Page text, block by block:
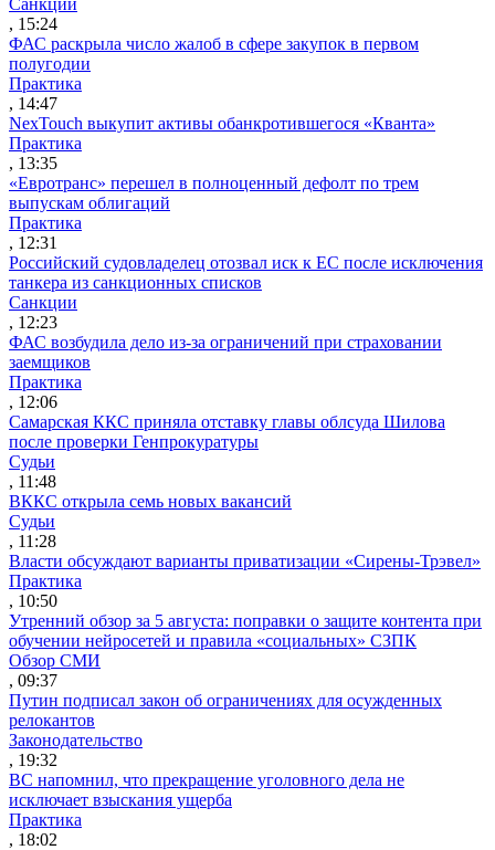
, 15:24
ФАС раскрыла число жалоб в сфере закупок в первом
полугодии
Практика
, 14:47
NexTouch выкупит активы обанкротившегося «Кванта»
Практика
, 13:35
«Евротранс» перешел в полноценный дефолт по трем
выпускам облигаций
Практика
, 12:31
Российский судовладелец отозвал иск к ЕС после исключения
танкера из санкционных списков
Санкции
, 12:23
ФАС возбудила дело из-за ограничений при страховании
заемщиков
Практика
, 12:06
Самарская ККС приняла отставку главы облсуда Шилова
после проверки Генпрокуратуры
Судьи
, 11:48
ВККС открыла семь новых вакансий
Судьи
, 11:28
Власти обсуждают варианты приватизации «Сирены-Трэвел»
Практика
, 10:50
Утренний обзор за 5 августа: поправки о защите контента при
обучении нейросетей и правила «социальных» СЗПК
Обзор СМИ
, 09:37
Путин подписал закон об ограничениях для осужденных
релокантов
Законодательство
, 19:32
ВС напомнил, что прекращение уголовного дела не
исключает взыскания ущерба
Практика
, 18:02